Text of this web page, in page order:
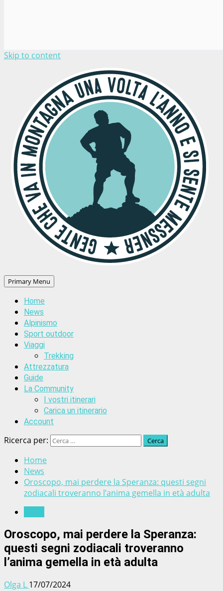
Skip to content
Primary Menu
Home
News
Alpinismo
Sport outdoor
Viaggi
Trekking
Attrezzatura
Guide
La Community
I vostri itinerari
Carica un itinerario
Account
Ricerca per:
Home
News
Oroscopo, mai perdere la Speranza: questi segni
zodiacali troveranno l’anima gemella in età adulta
Oroscopo, mai perdere la Speranza:
questi segni zodiacali troveranno
l’anima gemella in età adulta
Olga L 17/07/2024